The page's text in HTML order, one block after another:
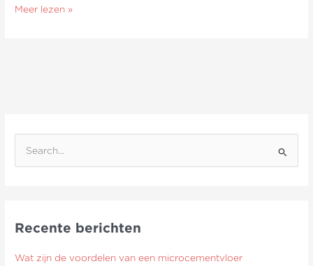
Meer lezen »
n
Recente berichten
Wat zijn de voordelen van een microcementvloer